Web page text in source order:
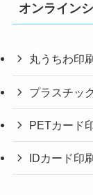
オンライン
丸うちわ印刷
プラスチッ
PETカード
IDカード印